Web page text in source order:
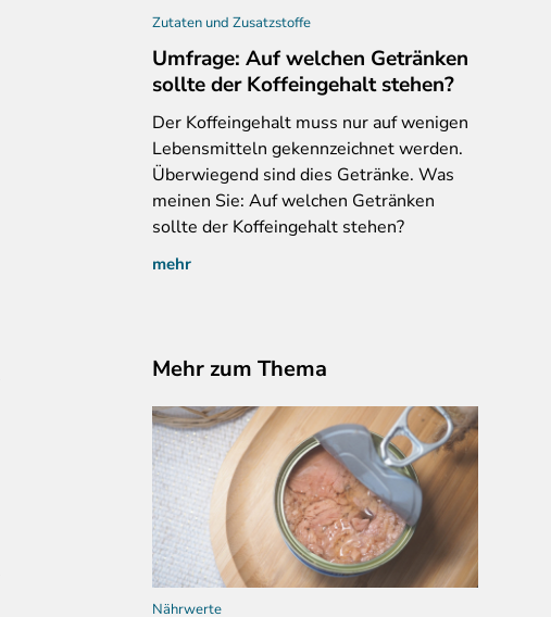
Zutaten und Zusatzstoffe
Umfrage: Auf welchen Getränken
sollte der Koffeingehalt stehen?
Der Koffeingehalt muss nur auf wenigen
Lebensmitteln gekennzeichnet werden.
Überwiegend sind dies Getränke. Was
meinen Sie: Auf welchen Getränken
sollte der Koffeingehalt stehen?
mehr
Mehr zum Thema
Nährwerte